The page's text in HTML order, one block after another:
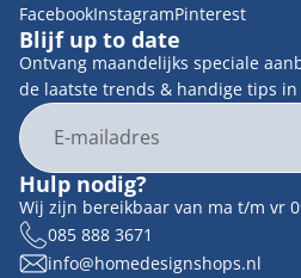
FacebookInstagramPinterest
Blijf up to date
Ontvang maandelijks speciale
de laatste trends & handige tips in
E-mail
Hulp nodig?
Wij zijn bereikbaar van ma t/m vr
085 888 3671
info@homedesignshops.nl
Contactgegevens
Terugbetalingsbeleid
Algemene voorwaarden